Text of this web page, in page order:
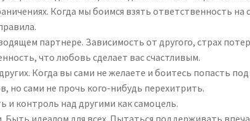
Когда мы боимся взять ответственность на
партнере. Зависимость от другого, страх
что любовь сделает вас счастливым.
Когда вы сами не желаете и боитесь попасть
но сами не прочь кого-нибудь перехитрить.
и контроль над другими как самоцель.